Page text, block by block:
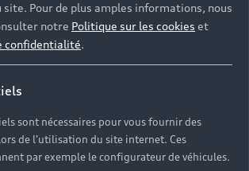
site. Pour de plus amples informations, nous
notre Politique sur les cookies et
confidentialité.
sont nécessaires pour vous fournir des
de l'utilisation du site internet. Ces
par exemple le configurateur de véhicules.